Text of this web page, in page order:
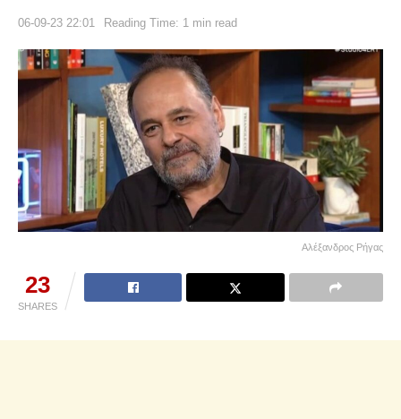
06-09-23 22:01 Reading Time: 1 min read
Αλέξανδρος Ρήγας
23
SHARES